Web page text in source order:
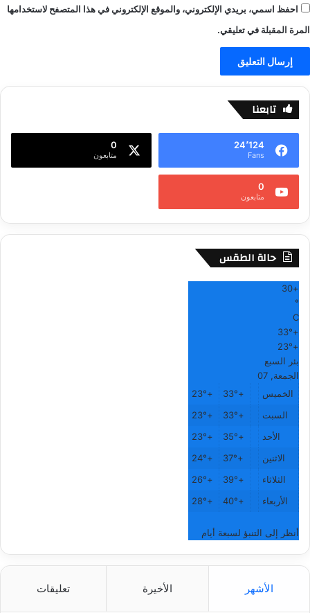
احفظ اسمي، بريدي الإلكتروني، والموقع الإلكتروني في هذا المتصفح لاستخدامها
المرة المقبلة في تعليقي.
تابعنا
24٬124
Fans
0
متابعون
0
متابعون
حالة الطقس
+
30
°
C
+
33°
+
23°
بئر السبع
الجمعة, 07
الخميس
+
33°
+
23°
السبت
+
33°
+
23°
الأحد
+
35°
+
23°
الاثنين
+
37°
+
24°
الثلاثاء
+
39°
+
26°
الأربعاء
+
40°
+
28°
أنظر إلى التنبؤ لسبعة أيام
الأشهر الأخيرة تعليقات